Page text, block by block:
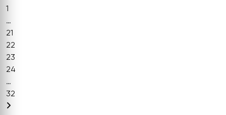
1
…
21
22
23
24
…
32